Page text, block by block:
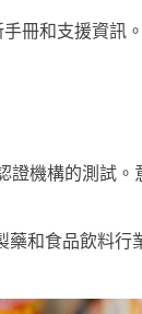
冊和支援資訊
證機構的測試。
和食品飲料行